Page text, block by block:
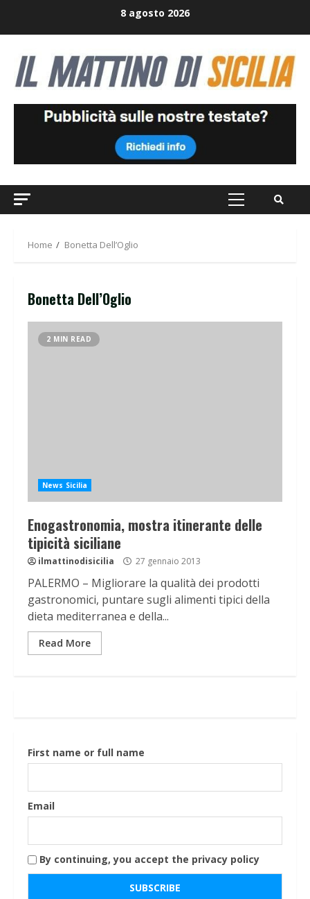
8 agosto 2026
Primary
Home Bonetta Dell’Oglio
Bonetta Dell’Oglio
2 MIN READ
News Sicilia
Enogastronomia, mostra itinerante delle
tipicità siciliane
ilmattinodisicilia 27 gennaio 2013
PALERMO – Migliorare la qualità dei prodotti
gastronomici, puntare sugli alimenti tipici della
dieta mediterranea e della...
Read More
First name or full name
Email
By continuing, you accept the privacy policy